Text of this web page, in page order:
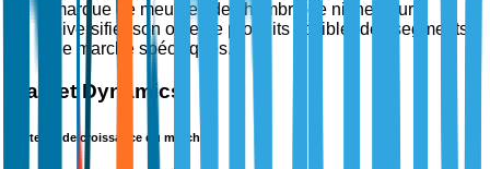
marque de meubles de chambre de niche pour
diversifier son offre de produits et cibler des segments
de marché spécifiques.
Market Dynamics
Facteurs de croissance du marché